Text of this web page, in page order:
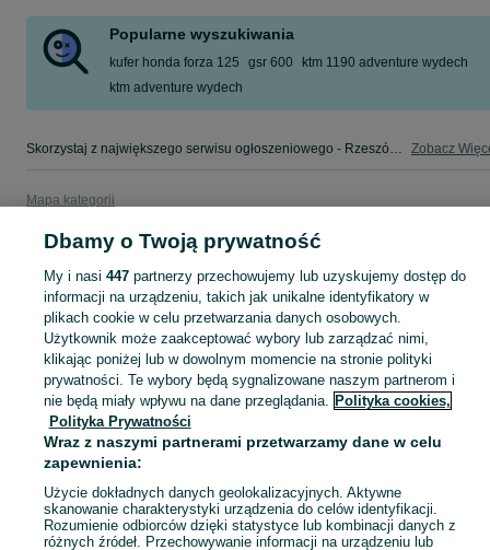
Popularne wyszukiwania
kufer honda forza 125 gsr 600
ktm 1190 adventure wydech
ktm adventure wydech
Skorzystaj z największego serwisu ogłoszeniowego - Rzeszów i okolice! - kupuj lub sprzedawaj jeszcze wygodniej w kategorii Części motocyklowe! Zobacz
Mapa kategorii
Mapa ministron
Popularne wyszukiwania
Dbamy o Twoją prywatność
My i nasi 447partnerzy przechowujemy lub uzyskujemy dostęp do
informacji na urządzeniu, takich jak unikalne identyfikatory w
plikach cookie w celu przetwarzania danych osobowych.
Użytkownik może zaakceptować wybory lub zarządzać nimi,
klikając poniżej lub w dowolnym momencie na stronie polityki
prywatności. Te wybory będą sygnalizowane naszym partnerom i
nie będą miały wpływu na dane przeglądania. Polityka cookies,
Polityka Prywatności
Wraz z naszymi partnerami przetwarzamy dane w celu
zapewnienia:
Użycie dokładnych danych geolokalizacyjnych. Aktywne
skanowanie charakterystyki urządzenia do celów identyfikacji.
Rozumienie odbiorców dzięki statystyce lub kombinacji danych z
różnych źródeł. Przechowywanie informacji na urządzeniu lub